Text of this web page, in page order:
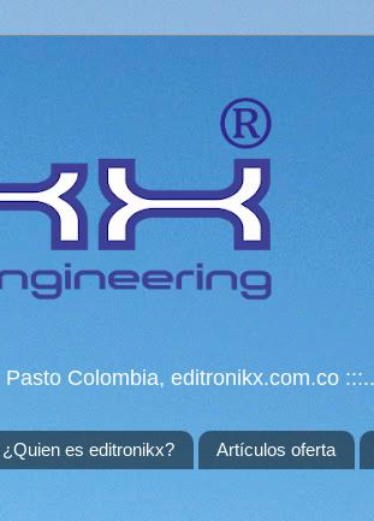
Colombia, editronikx.com.co
¿Quien es editronikx?
Artículos oferta